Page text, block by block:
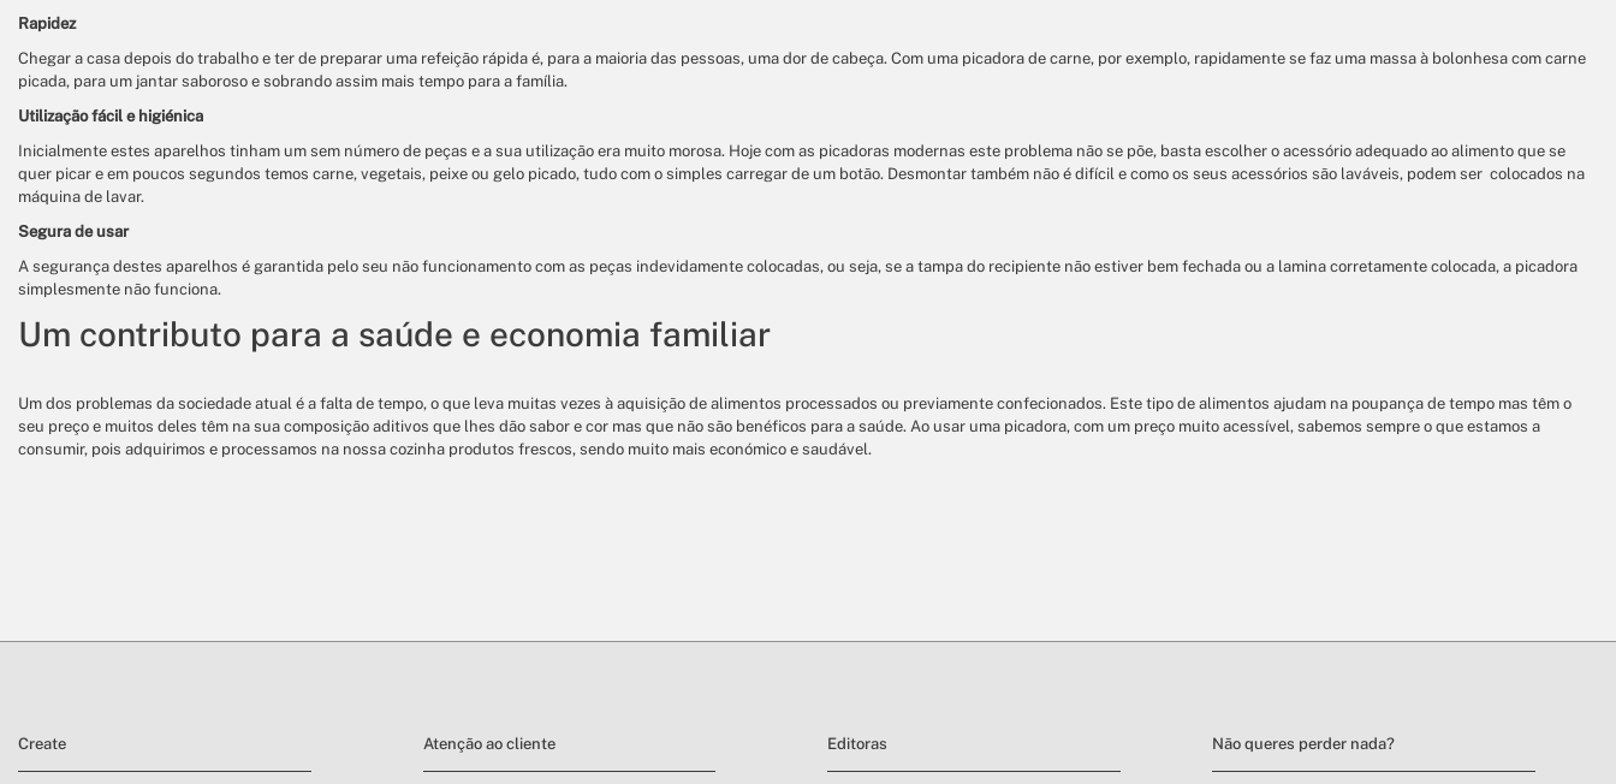
Rapidez
Chegar a casa depois do trabalho e ter de preparar uma refeição rápida é, para a maioria das pessoas, uma dor de cabeça. Com uma picadora de carne, por exemplo, rapidamente se faz uma massa à bolonhesa com carne
picada, para um jantar saboroso e sobrando assim mais tempo para a família.
Utilização fácil e higiénica
Inicialmente estes aparelhos tinham um sem número de peças e a sua utilização era muito morosa. Hoje com as picadoras modernas este problema não se põe, basta escolher o acessório adequado ao alimento que se
quer picar e em poucos segundos temos carne, vegetais, peixe ou gelo picado, tudo com o simples carregar de um botão. Desmontar também não é difícil e como os seus acessórios são laváveis, podem ser colocados na
máquina de lavar.
Segura de usar
A segurança destes aparelhos é garantida pelo seu não funcionamento com as peças indevidamente colocadas, ou seja, se a tampa do recipiente não estiver bem fechada ou a lamina corretamente colocada, a picadora
simplesmente não funciona.
Um contributo para a saúde e economia familiar
Um dos problemas da sociedade atual é a falta de tempo, o que leva muitas vezes à aquisição de alimentos processados ou previamente confecionados. Este tipo de alimentos ajudam na poupança de tempo mas têm o
seu preço e muitos deles têm na sua composição aditivos que lhes dão sabor e cor mas que não são benéficos para a saúde. Ao usar uma picadora, com um preço muito acessível, sabemos sempre o que estamos a
consumir, pois adquirimos e processamos na nossa cozinha produtos frescos, sendo muito mais económico e saudável.
Create Atenção ao cliente Editoras Não queres perder nada?